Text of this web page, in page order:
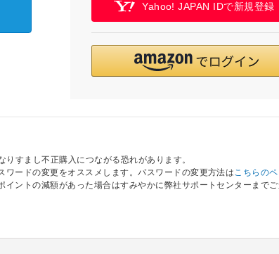
Yahoo! JAPAN IDで新規登録
すまし不正購入につながる恐れがあります。
ードの変更をオススメします。パスワードの変更方法はこちらの
ントの減額があった場合はすみやかに弊社サポートセンターまで